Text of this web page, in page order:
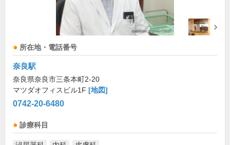
所在地・電話番号
奈良駅
奈良県奈良市三条本町2-20
マツダオフィスビル1F [地図]
0742-20-6480
診療科目